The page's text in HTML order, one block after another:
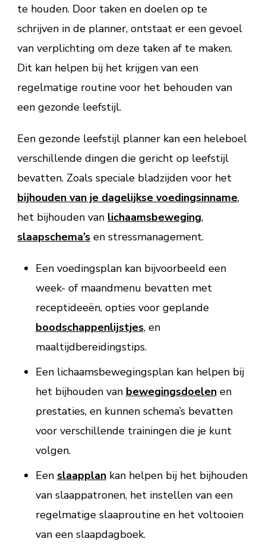
te houden. Door taken en doelen op te
schrijven in de planner, ontstaat er een gevoel
van verplichting om deze taken af te maken.
Dit kan helpen bij het krijgen van een
regelmatige routine voor het behouden van
een gezonde leefstijl.
Een gezonde leefstijl planner kan een heleboel
verschillende dingen die gericht op leefstijl
bevatten. Zoals speciale bladzijden voor het
bijhouden van je dagelijkse voedingsinname,
het bijhouden van lichaamsbeweging,
slaapschema’s en stressmanagement.
Een voedingsplan kan bijvoorbeeld een
week- of maandmenu bevatten met
receptideeën, opties voor geplande
boodschappenlijstjes, en
maaltijdbereidingstips.
Een lichaamsbewegingsplan kan helpen bij
het bijhouden van bewegingsdoelenen
prestaties, en kunnen schema’s bevatten
voor verschillende trainingen die je kunt
volgen.
Een slaapplankan helpen bij het bijhouden
van slaappatronen, het instellen van een
regelmatige slaaproutine en het voltooien
van een slaapdagboek.